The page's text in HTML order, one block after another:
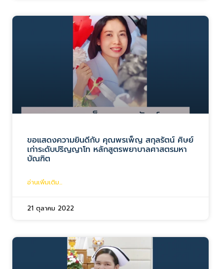
ขอแสดงความยินดีกับ คุณพรเพ็ญ สกุลรัตน์ ศิษย์
เก่าระดับปริญญาโท หลักสูตรพยาบาลศาสตรมหา
บัณฑิต
อ่านเพิ่มเติม...
21 ตุลาคม 2022